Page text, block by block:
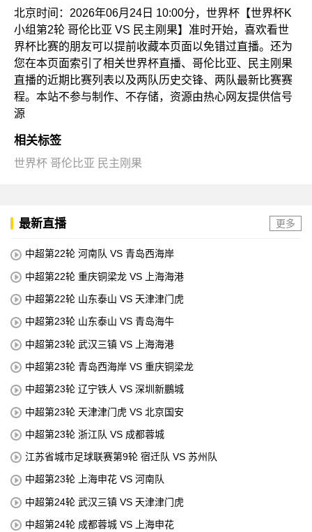
北京时间：2026年06月24日 10:00分，世界杯【世界杯K
小组第2轮 哥伦比亚 VS 民主刚果】准时开始，喜欢看世
界杯比赛的朋友可以提前收藏本页面以免错过直播。还为
您在本页面索引了相关世界杯直播、哥伦比亚、民主刚果
直播的近期比赛列表以及两队历史交锋、两队最新比赛赛
程。本站不参与制作、不存储，资源由热心网友提供信号
源
相关标签
世界杯 哥伦比亚 民主刚果
最新直播 更多
中超第22轮 河南队 VS 青岛西海岸
中超第22轮 重庆铜梁龙 VS 上海海港
中超第22轮 山东泰山 VS 天津津门虎
中超第23轮 山东泰山 VS 青岛海牛
中超第23轮 武汉三镇 VS 上海海港
中超第23轮 青岛西海岸 VS 重庆铜梁龙
中超第23轮 辽宁铁人 VS 深圳新鵬城
中超第23轮 天津津门虎 VS 北京国安
中超第23轮 浙江队 VS 成都蓉城
江苏省城市足球联赛第9轮 宿迁队 VS 苏州队
中超第23轮 上海申花 VS 河南队
中超第24轮 武汉三镇 VS 天津津门虎
中超第24轮 成都蓉城 VS 上海申花